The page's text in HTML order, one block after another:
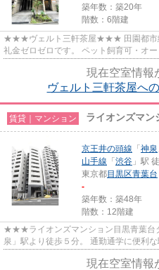
築年数：築20年
階数：6階建
★★★ヴェルト三軒茶屋★★★ 田園都市
礼金ゼロゼロです。 ペット飼育可・オ
現在空室情報
ヴェルト三軒茶屋へ
賃貸｜マンション ライオンズマン
京王井の頭線 「 神泉
山手線 「 渋谷 」駅
東京都目黒区青葉台
-
築年数：築48年
階数：12階建
★★★ライオンズマンション目黒青葉
泉」駅より徒歩５分。 通勤通学に便利
現在空室情報